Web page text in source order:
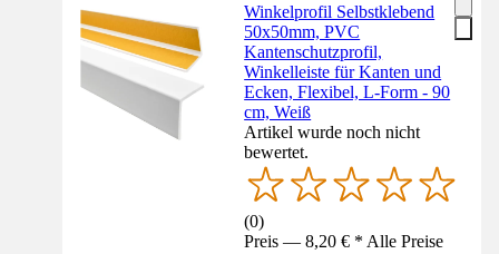
Winkelprofil Selbstklebend
50x50mm, PVC
Kantenschutzprofil,
Winkelleiste für Kanten und
Ecken, Flexibel, L-Form - 90
cm, Weiß
Artikel wurde noch nicht
bewertet.
(0)
Preis — 8,20 € * Alle Preise